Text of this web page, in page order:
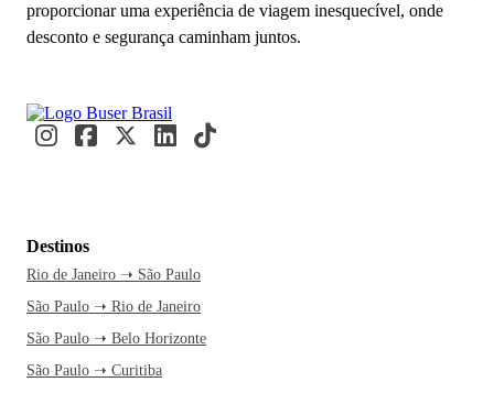
proporcionar uma experiência de viagem inesquecível, onde
desconto e segurança caminham juntos.
Destinos
Rio de Janeiro ➝ São Paulo
São Paulo ➝ Rio de Janeiro
São Paulo ➝ Belo Horizonte
São Paulo ➝ Curitiba